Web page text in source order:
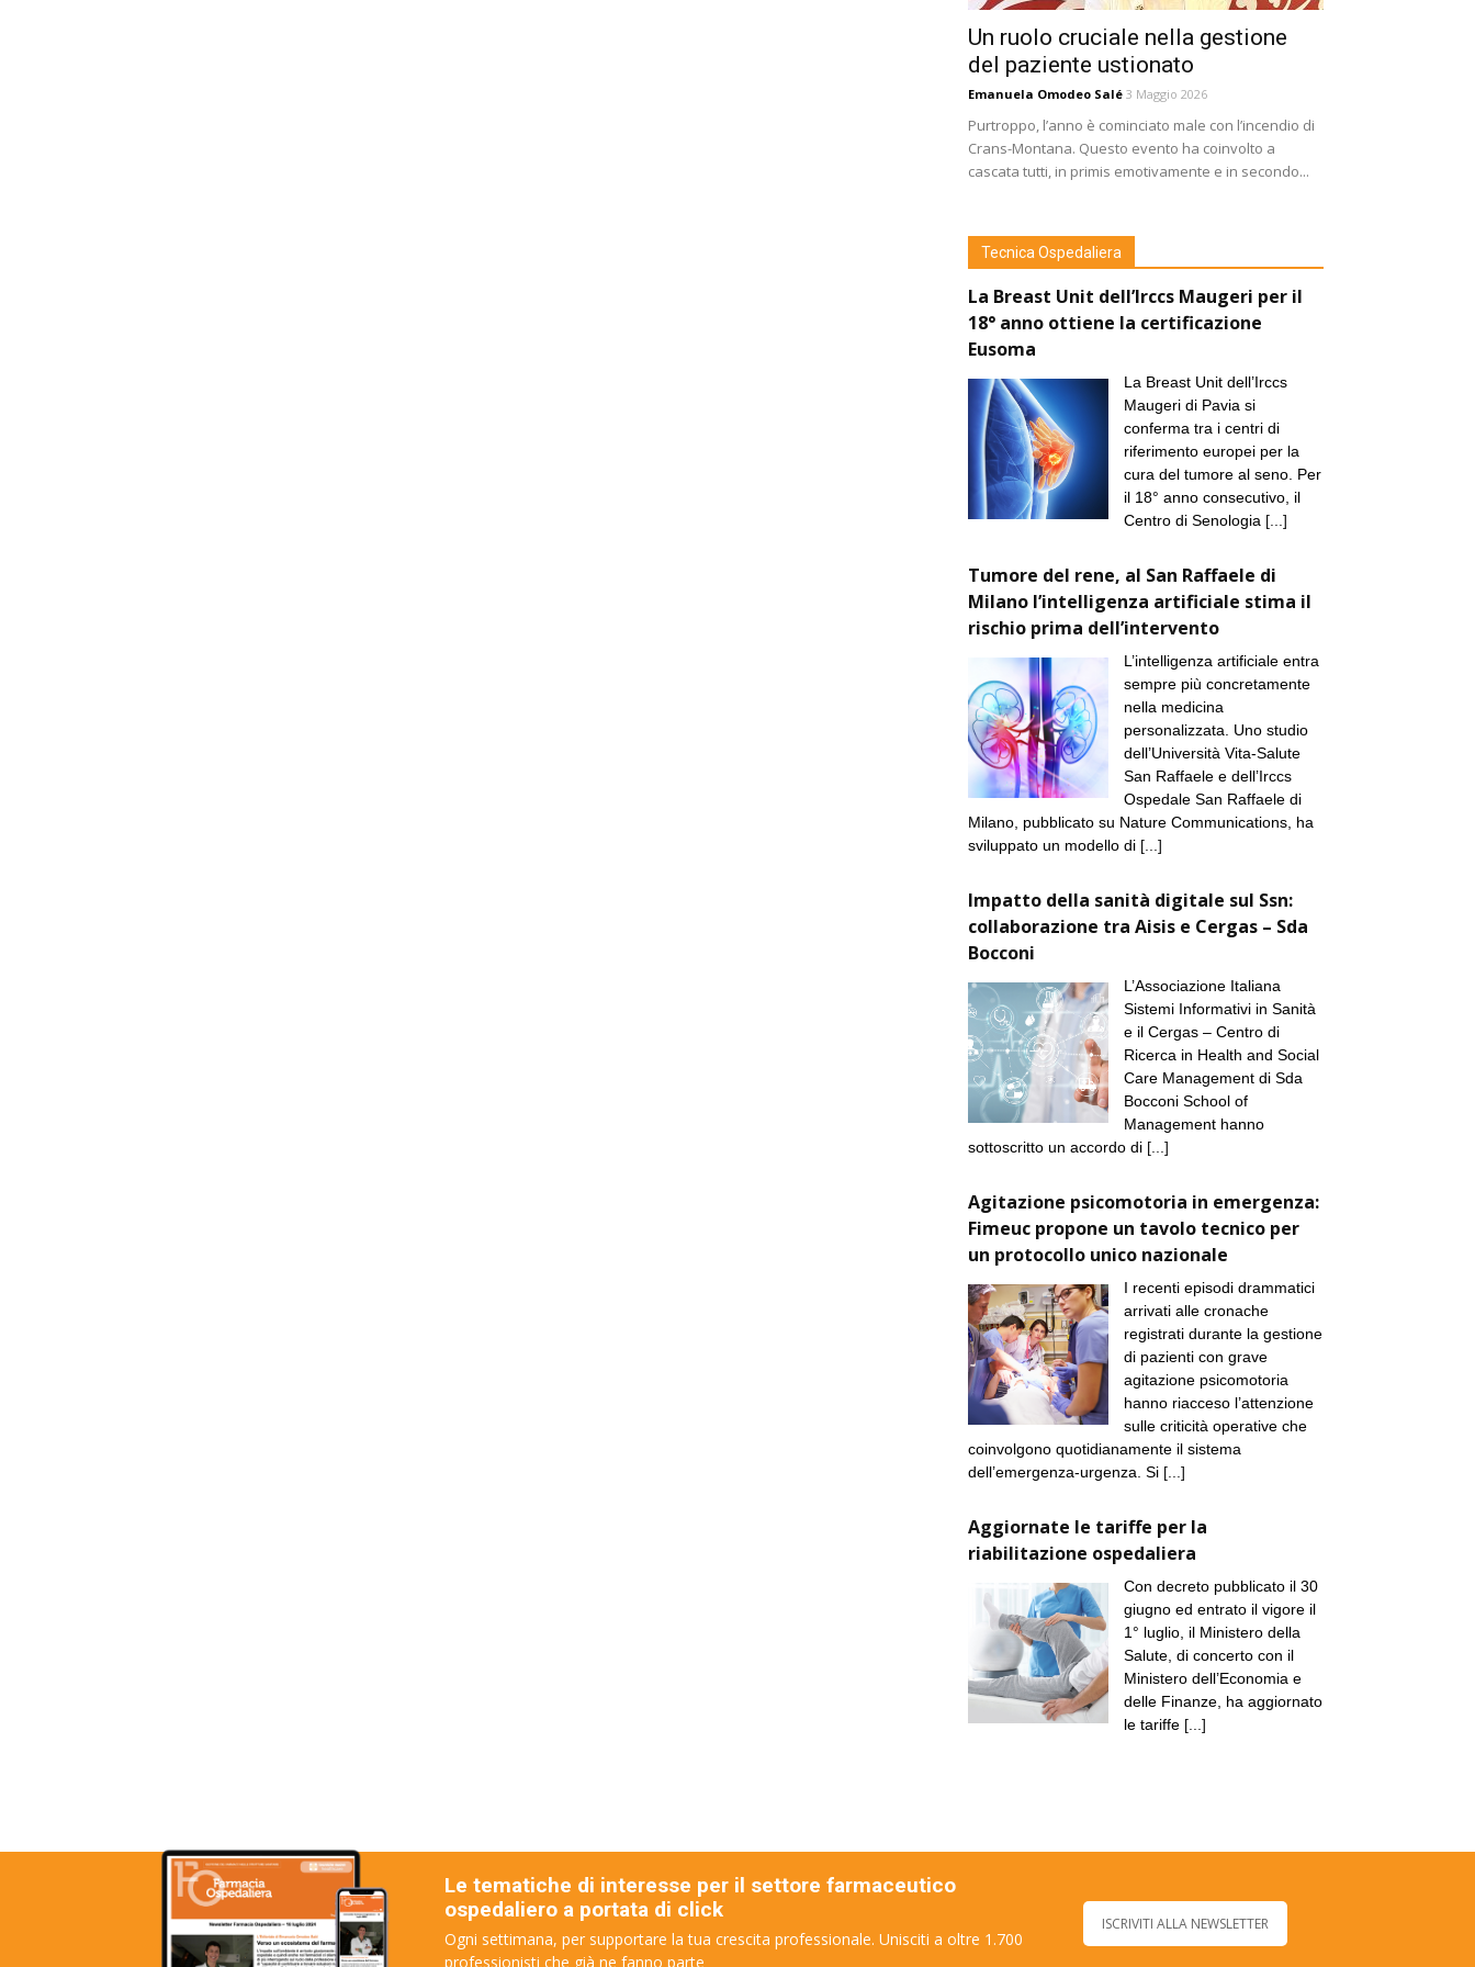
Un ruolo cruciale nella gestione
del paziente ustionato
Emanuela Omodeo Salé 3 Maggio 2026
Purtroppo, l’anno è cominciato male con l’incendio di
Crans-Montana. Questo evento ha coinvolto a
cascata tutti, in primis emotivamente e in secondo...
Tecnica Ospedaliera
La Breast Unit dell’Irccs Maugeri per il
18° anno ottiene la certificazione
Eusoma
La Breast Unit dell’Irccs
Maugeri di Pavia si
conferma tra i centri di
riferimento europei per la
cura del tumore al seno. Per
il 18° anno consecutivo, il
Centro di Senologia [...]
Tumore del rene, al San Raffaele di
Milano l’intelligenza artificiale stima il
rischio prima dell’intervento
L’intelligenza artificiale entra
sempre più concretamente
nella medicina
personalizzata. Uno studio
dell’Università Vita-Salute
San Raffaele e dell’Irccs
Ospedale San Raffaele di
Milano, pubblicato su Nature Communications, ha
sviluppato un modello di [...]
Impatto della sanità digitale sul Ssn:
collaborazione tra Aisis e Cergas – Sda
Bocconi
L’Associazione Italiana
Sistemi Informativi in Sanità
e il Cergas – Centro di
Ricerca in Health and Social
Care Management di Sda
Bocconi School of
Management hanno
sottoscritto un accordo di [...]
Agitazione psicomotoria in emergenza:
Fimeuc propone un tavolo tecnico per
un protocollo unico nazionale
I recenti episodi drammatici
arrivati alle cronache
registrati durante la gestione
di pazienti con grave
agitazione psicomotoria
hanno riacceso l’attenzione
sulle criticità operative che
coinvolgono quotidianamente il sistema
dell’emergenza-urgenza. Si [...]
Aggiornate le tariffe per la
riabilitazione ospedaliera
Con decreto pubblicato il 30
giugno ed entrato il vigore il
1° luglio, il Ministero della
Salute, di concerto con il
Ministero dell’Economia e
delle Finanze, ha aggiornato
le tariffe [...]
Le tematiche di interesse per il settore farmaceutico
ospedaliero a portata di click
Ogni settimana, per supportare la tua crescita professionale. Unisciti a oltre 1.700
professionisti che già ne fanno parte
ISCRIVITI ALLA NEWSLETTER